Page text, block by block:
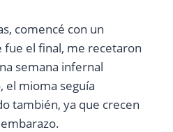
comencé con un
fue el final, me recetaron
semana infernal
el mioma seguía
también, ya que crecen